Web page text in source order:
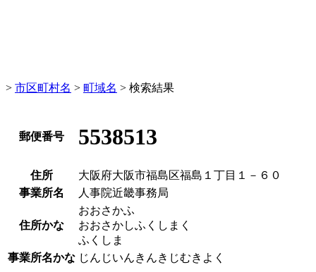
> 市区町村名 > 町域名 > 検索結果
郵便番号 5538513
住所
大阪府大阪市福島区福島１丁目１－６０
事業所名
人事院近畿事務局
住所かな
おおさかふ
おおさかしふくしまく
ふくしま
事業所名かな じんじいんきんきじむきよく